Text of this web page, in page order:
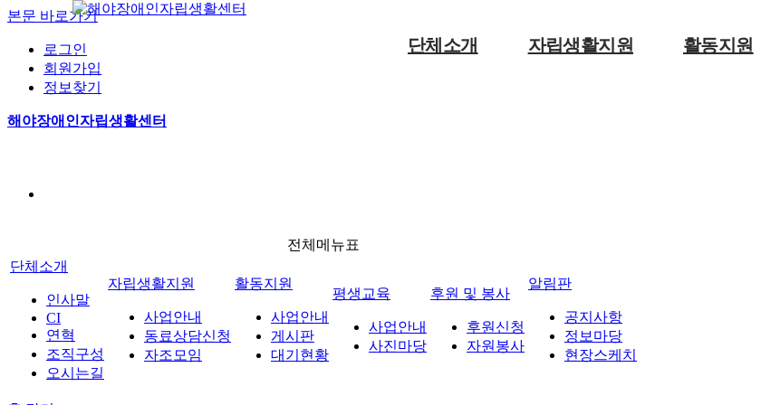
본문 바로가기
로그인
회원가입
정보찾기
해야장애인자립생활센터
단체소개 자립생활지원 활동지원
전체메뉴표
단체소개
인사말
CI
연혁
조직구성
오시는길
자립생활지원
사업안내
동료상담신청
자조모임
활동지원
사업안내
게시판
대기현황
평생교육
사업안내
사진마당
후원 및 봉사
후원신청
자원봉사
알림판
공지사항
정보마당
현장스케치